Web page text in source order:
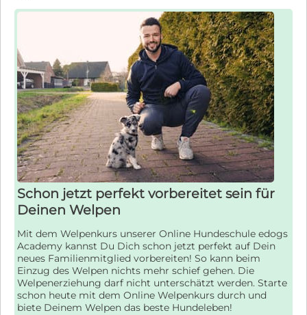
Schon jetzt perfekt vorbereitet sein für
Deinen Welpen
Mit dem Welpenkurs unserer Online Hundeschule edogs
Academy kannst Du Dich schon jetzt perfekt auf Dein
neues Familienmitglied vorbereiten! So kann beim
Einzug des Welpen nichts mehr schief gehen. Die
Welpenerziehung darf nicht unterschätzt werden. Starte
schon heute mit dem Online Welpenkurs durch und
biete Deinem Welpen das beste Hundeleben!